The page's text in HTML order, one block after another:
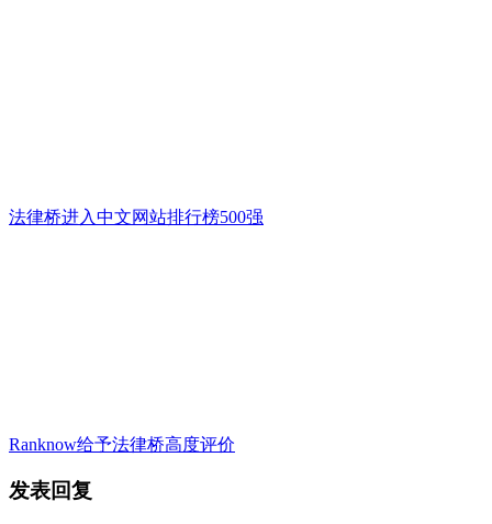
法律桥进入中文网站排行榜500强
Ranknow给予法律桥高度评价
发表回复